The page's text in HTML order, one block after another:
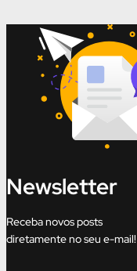
Newsletter
Receba novos posts
diretamente no seu e-mail!